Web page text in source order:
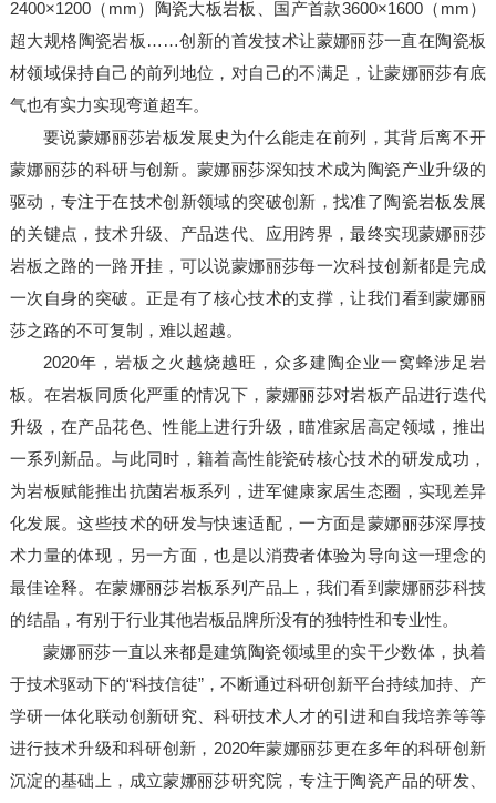
2400×1200（mm）陶瓷大板岩板、国产首款3600×1600（mm）
超大规格陶瓷岩板……创新的首发技术让蒙娜丽莎一直在陶瓷板
材领域保持自己的前列地位，对自己的不满足，让蒙娜丽莎有底
气也有实力实现弯道超车。
要说蒙娜丽莎岩板发展史为什么能走在前列，其背后离不开
蒙娜丽莎的科研与创新。蒙娜丽莎深知技术成为陶瓷产业升级的
驱动，专注于在技术创新领域的突破创新，找准了陶瓷岩板发展
的关键点，技术升级、产品迭代、应用跨界，最终实现蒙娜丽莎
岩板之路的一路开挂，可以说蒙娜丽莎每一次科技创新都是完成
一次自身的突破。正是有了核心技术的支撑，让我们看到蒙娜丽
莎之路的不可复制，难以超越。
2020年，岩板之火越烧越旺，众多建陶企业一窝蜂涉足岩
板。在岩板同质化严重的情况下，蒙娜丽莎对岩板产品进行迭代
升级，在产品花色、性能上进行升级，瞄准家居高定领域，推出
一系列新品。与此同时，籍着高性能瓷砖核心技术的研发成功，
为岩板赋能推出抗菌岩板系列，进军健康家居生态圈，实现差异
化发展。这些技术的研发与快速适配，一方面是蒙娜丽莎深厚技
术力量的体现，另一方面，也是以消费者体验为导向这一理念的
最佳诠释。在蒙娜丽莎岩板系列产品上，我们看到蒙娜丽莎科技
的结晶，有别于行业其他岩板品牌所没有的独特性和专业性。
蒙娜丽莎一直以来都是建筑陶瓷领域里的实干少数体，执着
于技术驱动下的“科技信徒”，不断通过科研创新平台持续加持、产
学研一体化联动创新研究、科研技术人才的引进和自我培养等等
进行技术升级和科研创新，2020年蒙娜丽莎更在多年的科研创新
沉淀的基础上，成立蒙娜丽莎研究院，专注于陶瓷产品的研发、